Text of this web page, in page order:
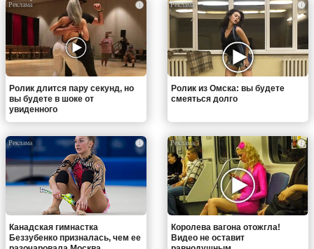
i
Ролик длится пару секунд, но
вы будете в шоке от
увиденного
i
Ролик из Омска: вы будете
смеяться долго
i
Канадская гимнастка
Беззубенко призналась, чем ее
i
Королева вагона отожгла!
Видео не оставит